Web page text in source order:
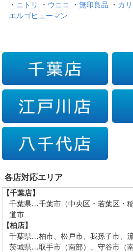
・ ニトリ ・ ウニコ ・無印良品 ・ カ
エルゴヒューマン
各店対応エリア
【千葉店】
千葉県…千葉市（中央区・若葉区・
道市
【柏店】
千葉県…柏市、松戸市、我孫子市、
茨城県…取手市（南部）、守谷市（南